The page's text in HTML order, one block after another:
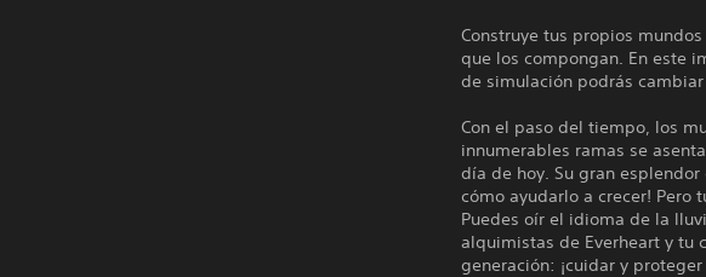
Construye tus propios
que los compongan. En este
de simulación podrás
Con el paso del tiempo, los
innumerables ramas se
día de hoy. Su gran
cómo ayudarlo a crecer! Pero
Puedes oír el idioma de la
alquimistas de Everheart y tu
generación: ¡cuidar y proteger